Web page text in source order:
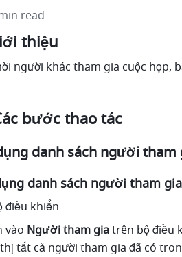
read
thiệu
người khác tham gia cuộc họp,
bước thao tác
danh sách người tham
danh sách người tham
điều khiển
vào Người tham gia trên bộ điều
tất cả người tham gia đã có